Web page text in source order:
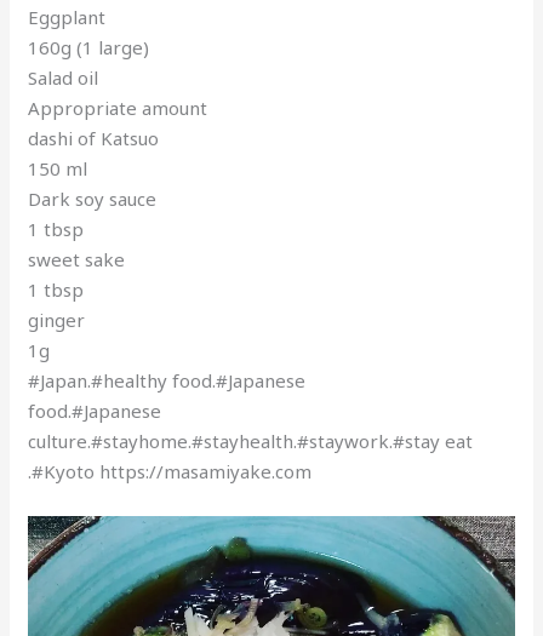
Eggplant
160g (1 large)
Salad oil
Appropriate amount
dashi of Katsuo
150 ml
Dark soy sauce
1 tbsp
sweet sake
1 tbsp
ginger
1g
#Japan.#healthy food.#Japanese
food.#Japanese
culture.#stayhome.#stayhealth.#staywork.#stay eat
.#Kyoto https://masamiyake.com